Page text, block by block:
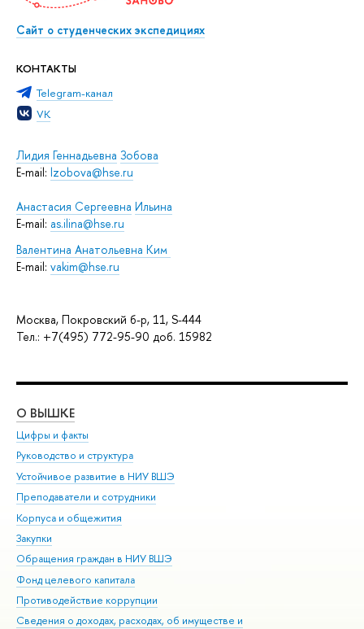
Сайт о студенческих экспедициях
КОНТАКТЫ
Telegram-канал
VK
Лидия Геннадьевна Зобова
E-mail: lzobova@hse.ru
Анастасия Сергеевна Ильина
E-mail: as.ilina@hse.ru
Валентина Анатольевна Ким
E-mail: vakim@hse.ru
Москва, Покровский б-р, 11, S-444
Тел.: +7(495) 772-95-90 доб. 15982
О ВЫШКЕ
Цифры и факты
Руководство и структура
Устойчивое развитие в НИУ ВШЭ
Преподаватели и сотрудники
Корпуса и общежития
Закупки
Обращения граждан в НИУ ВШЭ
Фонд целевого капитала
Противодействие коррупции
Сведения о доходах, расходах, об имуществе и